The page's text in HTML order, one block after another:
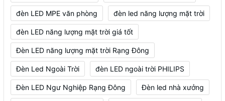
đèn LED MPE văn phòng đèn led năng lượng mặt trời
đèn LED năng lượng mặt trời giá tốt
Đèn LED năng lượng mặt trời Rạng Đông
Đèn Led Ngoài Trời đèn LED ngoài trời PHILIPS
Đèn LED Ngư Nghiệp Rạng Đông Đèn led nhà xưởng